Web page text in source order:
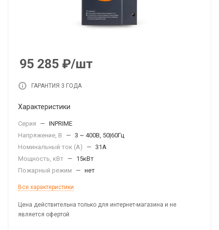
95 285 ₽/шт
ГАРАНТИЯ 3 ГОДА
Характеристики
Серия — INPRIME
Напряжение, В
— 3 ~ 400В, 50|60Гц
Номинальный ток (А)
— 31А
Мощность, кВт — 15кВт
Пожарный режим
— нет
Все характеристики
Цена действительна только для интернет-магазина и не
является офертой